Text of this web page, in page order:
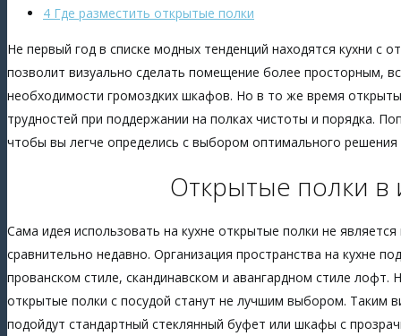
4 Где разместить открытые полки
Не первый год в списке модных тенденций находятся кухни
позволит визуально сделать помещение более просторным,
необходимости громоздких шкафов. Но в то же время
трудностей при поддержании на полках чистоты и порядка.
чтобы вы легче определись с выбором оптимального решения
Открытые полки в
Сама идея использовать на кухне открытые полки не
сравнительно недавно. Организация пространства на кухне
прованском стиле, скандинавском и авангардном стиле лофт.
открытые полки с посудой станут не лучшим выбором. Таким
подойдут стандартный стеклянный буфет или шкафы с